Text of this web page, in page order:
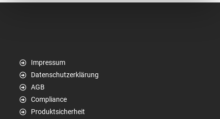
Impressum
Datenschutzerklärung
AGB
Compliance
Produktsicherheit